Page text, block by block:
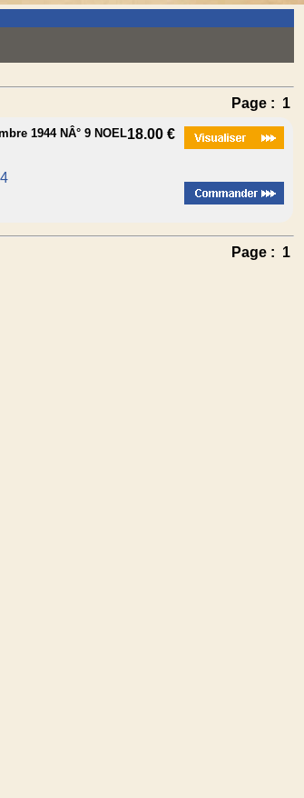
Page : 1
1944 NÂ° 9 NOEL18.00 €
Page : 1